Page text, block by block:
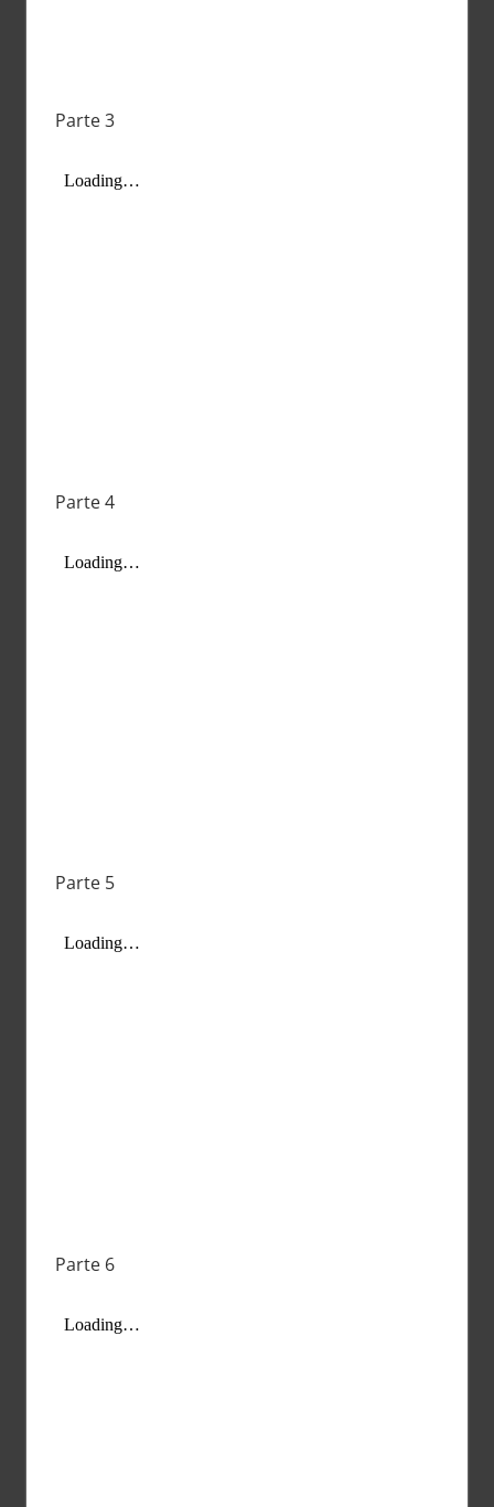
Parte 3
Parte 4
Parte 5
Parte 6